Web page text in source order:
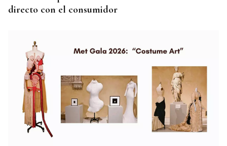
directo con el consumidor